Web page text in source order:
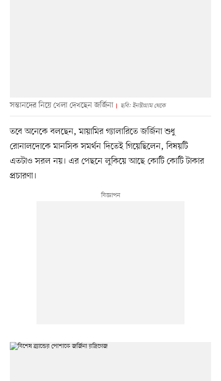
সন্তানদের নিয়ে খেলা দেখছেন জর্জিনা ছবি: ইনস্টাগ্রাম থেকে
তবে অনেকে বলছেন, মায়ামির গ্যালারিতে জর্জিনা শুধু
রোনালদোকে মানসিক সমর্থন দিতেই গিয়েছিলেন, বিষয়টি
এতটাও সরল নয়। এর পেছনে লুকিয়ে আছে কোটি কোটি টাকার
প্রচারণা।